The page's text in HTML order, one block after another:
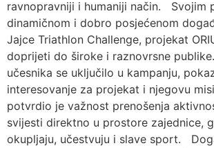
ravnopravniji i humaniji način. Svojim
dinamičnom i dobro posjećenom
Jajce Triathlon Challenge, projekat
doprijeti do široke i raznovrsne
učesnika se uključilo u kampanju,
interesovanje za projekat i njegovu
potvrdio je važnost prenošenja
svijesti direktno u prostore zajednice,
okupljaju, učestvuju i slave sport.